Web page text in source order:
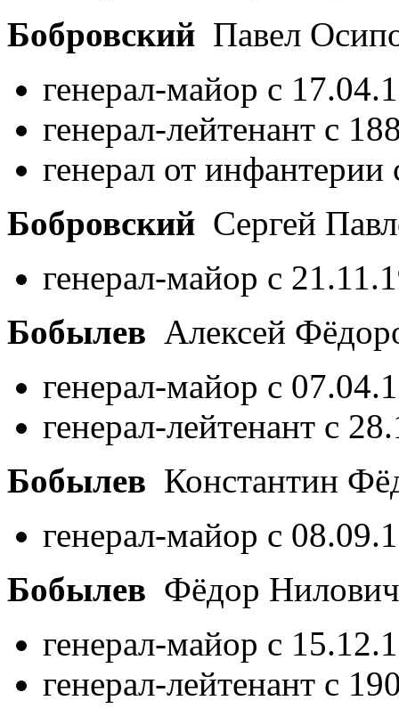
Бобровский Павел
генерал-майор с
генерал-лейтенант с
генерал от инфантерии
Бобровский Сергей
генерал-майор с
Бобылев Алексей
генерал-майор с
генерал-лейтенант с
Бобылев Константин
генерал-майор с
Бобылев Фёдор
генерал-майор с
генерал-лейтенант с